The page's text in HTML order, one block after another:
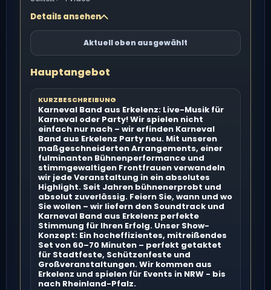
Details ansehen
Aktuell oben ausgewählt
Hauptangebot
KURZBESCHREIBUNG
Karneval Band aus Erkelenz: Live-Musik für
Karneval oder Party! Wir spielen nicht
einfach nur nach – wir erfinden Karneval
Band aus Erkelenz Party neu. Mit unseren
maßgeschneiderten Arrangements, einer
fulminanten Bühnenperformance und
stimmgewaltigen Frontfrauen verwandeln
wir jede Veranstaltung in ein absolutes
Highlight. Seit Jahren bühnenerprobt und
absolut zuverlässig. Feiern Sie, wann und wo
Sie wollen – wir liefern den Soundtrack und
Karneval Band aus Erkelenz perfekte
Stimmung für Ihren Erfolg. Unser Show-
Konzept: Ein hocheffizientes, mitreißendes
Set von 60–70 Minuten – perfekt getaktet
für Stadtfeste, Schützenfeste und
Großveranstaltungen. Wir kommen aus
Erkelenz und spielen für Events in NRW - bis
nach Rheinland-Pfalz.